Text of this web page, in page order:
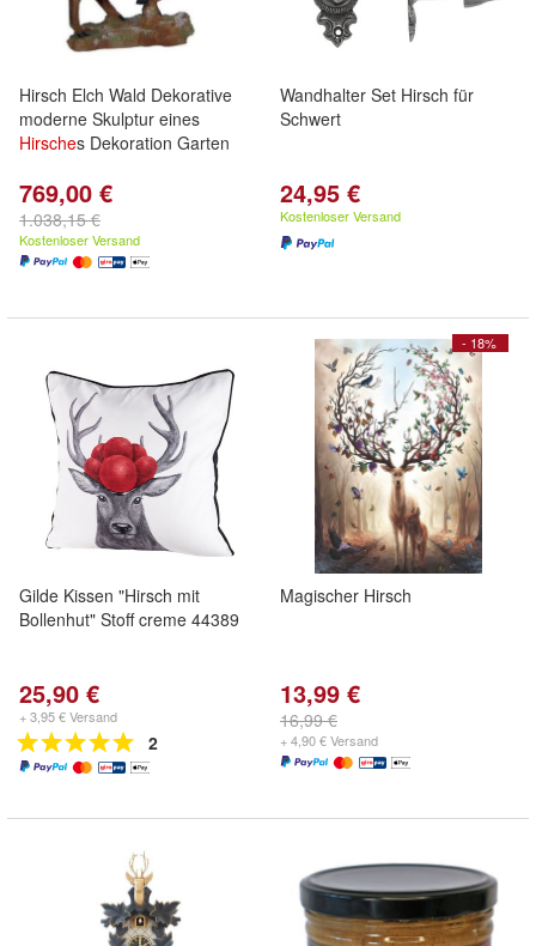
Hirsch Elch Wald Dekorative
moderne Skulptur eines
Hirsches Dekoration Garten
769,00 €
1.038,15 €
Kostenloser Versand
Wandhalter Set Hirsch für
Schwert
24,95 €
Kostenloser Versand
Gilde Kissen "Hirsch mit
Bollenhut" Stoff creme 44389
25,90 €
+ 3,95 € Versand
2
- 18%
Magischer Hirsch
13,99 €
16,99 €
+ 4,90 € Versand